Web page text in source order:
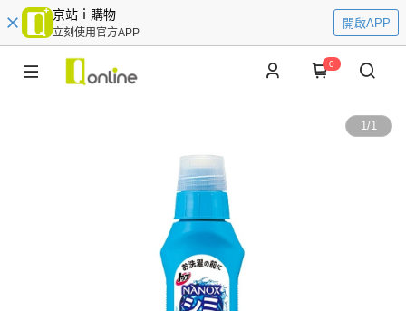
京站ｉ購物
立刻使用官方APP
開啟APP
0
1/1